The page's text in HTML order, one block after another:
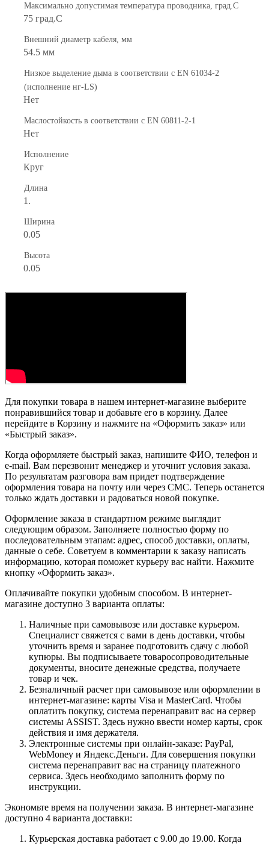
Максимально допустимая температура проводника, град.C
75 град.C
Внешний диаметр кабеля, мм
54.5 мм
Низкое выделение дыма в соответствии с EN 61034-2
(исполнение нг-LS)
Нет
Маслостойкость в соответствии с EN 60811-2-1
Нет
Исполнение
Круг
Длина
1.
Ширина
0.05
Высота
0.05
Для покупки товара в нашем интернет-магазине выберите
понравившийся товар и добавьте его в корзину. Далее
перейдите в Корзину и нажмите на «Оформить заказ» или
«Быстрый заказ».
Когда оформляете быстрый заказ, напишите ФИО, телефон и
e-mail. Вам перезвонит менеджер и уточнит условия заказа.
По результатам разговора вам придет подтверждение
оформления товара на почту или через СМС. Теперь останется
только ждать доставки и радоваться новой покупке.
Оформление заказа в стандартном режиме выглядит
следующим образом. Заполняете полностью форму по
последовательным этапам: адрес, способ доставки, оплаты,
данные о себе. Советуем в комментарии к заказу написать
информацию, которая поможет курьеру вас найти. Нажмите
кнопку «Оформить заказ».
Оплачивайте покупки удобным способом. В интернет-
магазине доступно 3 варианта оплаты:
Наличные при самовывозе или доставке курьером.
Специалист свяжется с вами в день доставки, чтобы
уточнить время и заранее подготовить сдачу с любой
купюры. Вы подписываете товаросопроводительные
документы, вносите денежные средства, получаете
товар и чек.
Безналичный расчет при самовывозе или оформлении в
интернет-магазине: карты Visa и MasterCard. Чтобы
оплатить покупку, система перенаправит вас на сервер
системы ASSIST. Здесь нужно ввести номер карты, срок
действия и имя держателя.
Электронные системы при онлайн-заказе: PayPal,
WebMoney и Яндекс.Деньги. Для совершения покупки
система перенаправит вас на страницу платежного
сервиса. Здесь необходимо заполнить форму по
инструкции.
Экономьте время на получении заказа. В интернет-магазине
доступно 4 варианта доставки:
Курьерская доставка работает с 9.00 до 19.00. Когда